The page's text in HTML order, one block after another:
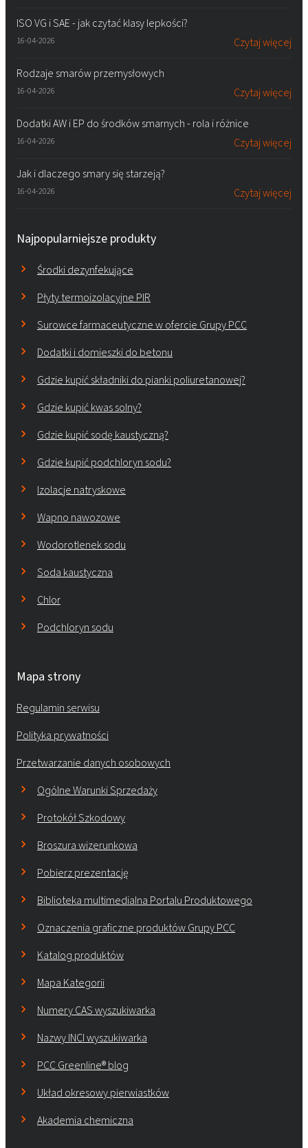
ISO VG i SAE - jak czytać klasy lepkości?
16-04-2026 Czytaj więcej
Rodzaje smarów przemysłowych
16-04-2026 Czytaj więcej
Dodatki AW i EP do środków smarnych - rola i różnice
16-04-2026 Czytaj więcej
Jak i dlaczego smary się starzeją?
16-04-2026 Czytaj więcej
Najpopularniejsze produkty
Środki dezynfekujące
Płyty termoizolacyjne PIR
Surowce farmaceutyczne w ofercie Grupy PCC
Dodatki i domieszki do betonu
Gdzie kupić składniki do pianki poliuretanowej?
Gdzie kupić kwas solny?
Gdzie kupić sodę kaustyczną?
Gdzie kupić podchloryn sodu?
Izolacje natryskowe
Wapno nawozowe
Wodorotlenek sodu
Soda kaustyczna
Chlor
Podchloryn sodu
Mapa strony
Regulamin serwisu
Polityka prywatności
Przetwarzanie danych osobowych
Ogólne Warunki Sprzedaży
Protokół Szkodowy
Broszura wizerunkowa
Pobierz prezentację
Biblioteka multimedialna Portalu Produktowego
Oznaczenia graficzne produktów Grupy PCC
Katalog produktów
Mapa Kategorii
Numery CAS wyszukiwarka
Nazwy INCI wyszukiwarka
PCC Greenline® blog
Układ okresowy pierwiastków
Akademia chemiczna